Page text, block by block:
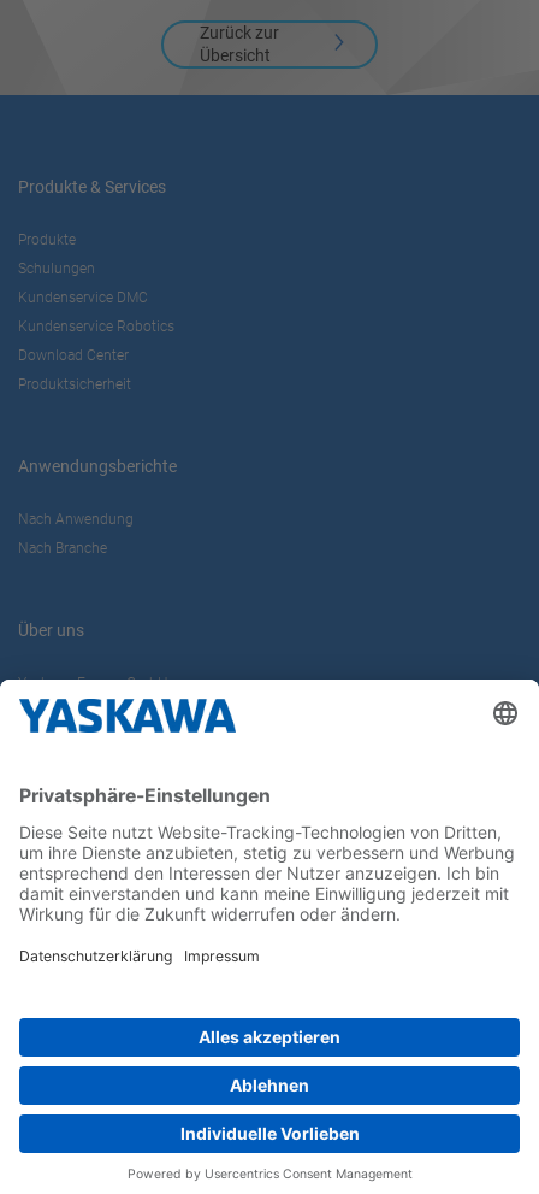
Zurück zur
Übersicht
Produkte & Services
Produkte
Schulungen
Kundenservice DMC
Kundenservice Robotics
Download Center
Produktsicherheit
Anwendungsberichte
Nach Anwendung
Nach Branche
Über uns
Yaskawa Europe GmbH
Karriere
Newsletter
Follow us on...
Home Impressum Privacy
Cookie Choices
Whistleblowing
Yaskawa Europe GmbH